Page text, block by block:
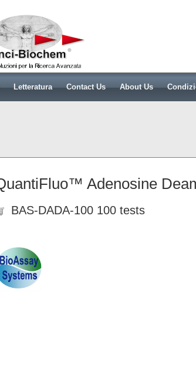
Letteratura Contact Us About Us
Adenosine
BAS-DADA-100 100 tests